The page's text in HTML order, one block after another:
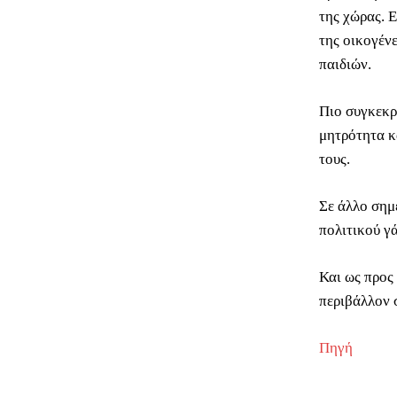
της χώρας.
της
παιδιών.
Πιο
μητρότητα
τους.
Σε άλλο
πολιτικού
Και ως προς
περιβάλλον
Πηγή